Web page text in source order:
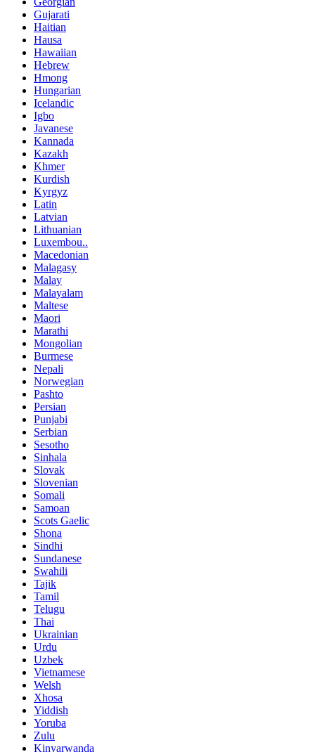
Gujarati
Haitian
Hausa
Hawaiian
Hebrew
Hmong
Hungarian
Icelandic
Igbo
Javanese
Kannada
Kazakh
Khmer
Kurdish
Kyrgyz
Latin
Latvian
Lithuanian
Luxembou..
Macedonian
Malagasy
Malay
Malayalam
Maltese
Maori
Marathi
Mongolian
Burmese
Nepali
Norwegian
Pashto
Persian
Punjabi
Serbian
Sesotho
Sinhala
Slovak
Slovenian
Somali
Samoan
Scots Gaelic
Shona
Sindhi
Sundanese
Swahili
Tajik
Tamil
Telugu
Thai
Ukrainian
Urdu
Uzbek
Vietnamese
Welsh
Xhosa
Yiddish
Yoruba
Zulu
Kinyarwanda